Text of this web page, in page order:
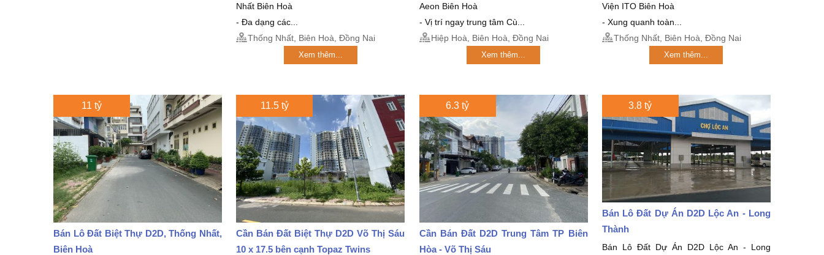
Nhất Biên Hoà
- Đa dạng các...
Thống Nhất, Biên Hoà, Đồng Nai
Xem thêm...
Aeon Biên Hoà
- Vị trí ngay trung tâm Cù...
Hiệp Hoà, Biên Hoà, Đồng Nai
Xem thêm...
Viện ITO Biên Hoà
- Xung quanh toàn...
Thống Nhất, Biên Hoà, Đồng Nai
Xem thêm...
11 tỷ
Bán Lô Đất Biệt Thự D2D, Thống Nhất,
Biên Hoà
11.5 tỷ
Cần Bán Đất Biệt Thự D2D Võ Thị Sáu
10 x 17.5 bên cạnh Topaz Twins
6.3 tỷ
Cần Bán Đất D2D Trung Tâm TP Biên
Hòa - Võ Thị Sáu
3.8 tỷ
Bán Lô Đất Dự Án D2D Lộc An - Long
Thành
Bán Lô Đất Dự Án D2D Lộc An - Long